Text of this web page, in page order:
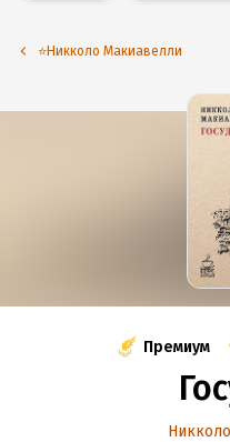
⭐️Никколо Макиавелли
Премиум